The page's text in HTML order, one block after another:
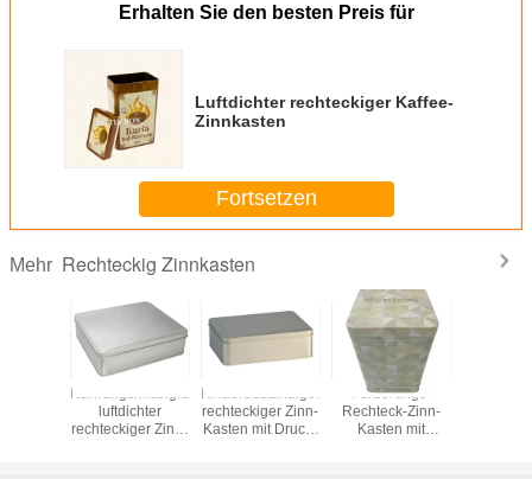
Erhalten Sie den besten Preis für
Luftdichter rechteckiger Kaffee-
Zinnkasten
Fortsetzen
Mehr Rechteckig Zinnkasten
Nahrungsmittelgrad-
luftdichter
rechteckiger Zinn-
Kinderbeständiger
rechteckiger Zinn-
Kasten mit Druck-
Förderungs-
Rechteck-Zinn-
Kasten mit